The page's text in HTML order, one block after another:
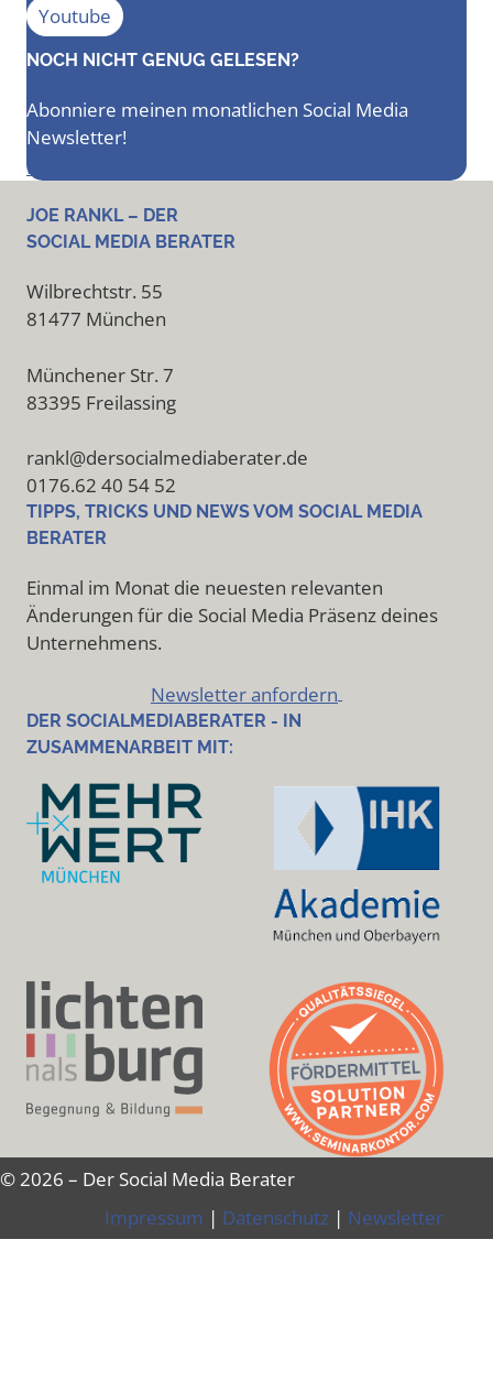
Youtube
NOCH NICHT GENUG GELESEN?
Abonniere meinen monatlichen Social Media
Newsletter!
Newsletter bestellen
JOE RANKL – DER
SOCIAL MEDIA BERATER
Wilbrechtstr. 55
81477 München
Münchener Str. 7
83395 Freilassing
rankl@dersocialmediaberater.de
0176.62 40 54 52
TIPPS, TRICKS UND NEWS VOM SOCIAL MEDIA
BERATER
Einmal im Monat die neuesten relevanten
Änderungen für die Social Media Präsenz deines
Unternehmens.
Newsletter anfordern
DER SOCIALMEDIABERATER - IN
ZUSAMMENARBEIT MIT:
© 2026 – Der Social Media Berater
Impressum | Datenschutz | Newsletter